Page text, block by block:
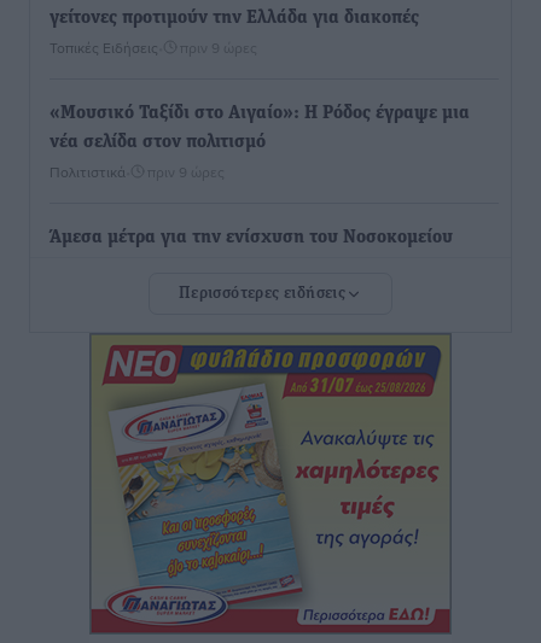
γείτονες προτιμούν την Ελλάδα για διακοπές
Τοπικές Ειδήσεις πριν 9 ώρες
«Μουσικό Ταξίδι στο Αιγαίο»: Η Ρόδος έγραψε μια
νέα σελίδα στον πολιτισμό
Πολιτιστικά πριν 9 ώρες
Άμεσα μέτρα για την ενίσχυση του Νοσοκομείου
ανακοίνωσε ο Άδωνις Γεωργιάδης
Iατρικός Σύλλογος Ροδου προς Α. Γεωργιάδη:
Στρατηγικές Προτάσεις για την Ενίσχυση της
Δημόσιας Υγείας στη Νησιωτική Ελλάδα και στα
Νοσοκομεία της Γ΄ Ζώνης
Τοπικές Ειδήσεις πριν 10 ώρες
Πάνθηρες: Ξεκίνησαν αισιόδοξοι για την παρθενική
“πτήση” τους
Αθλητικά• πριν 10 ώρες
Περισσότερες ειδήσεις